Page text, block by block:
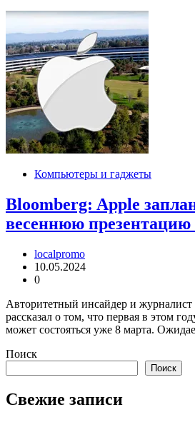
Компьютеры и гаджеты
Bloomberg: Apple
весеннюю презентацию
localpromo
10.05.2024
0
Авторитетный инсайдер и
рассказал о том, что первая в этом
может состояться уже 8 марта.
Поиск
Поиск
Свежие записи